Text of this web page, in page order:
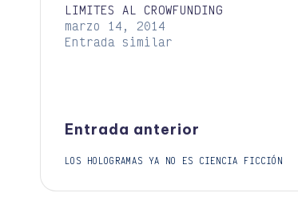
LIMITES AL CROWFUNDING
marzo 14, 2014
Entrada similar
Navegación
Entrada anterior
LOS HOLOGRAMAS YA NO ES CIENCIA FICCIÓN